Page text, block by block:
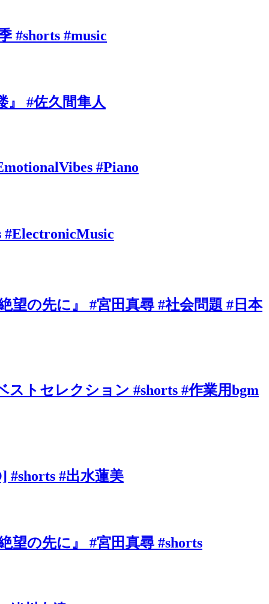
#shorts #music
』 #佐久間隼人
#Piano
の先に』 #宮田真尋 #社会問題 #日本
ストセレクション #shorts #作業用bgm
#shorts #出水蓮美
の先に』 #宮田真尋 #shorts